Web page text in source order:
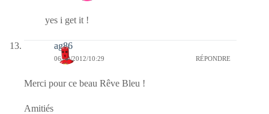
yes i get it !
ag86
06/09/2012/10:29 RÉPONDRE
Merci pour ce beau Rêve Bleu !
Amitiés